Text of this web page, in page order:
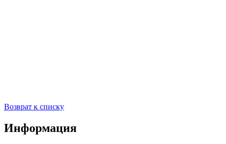
Возврат к списку
Информация